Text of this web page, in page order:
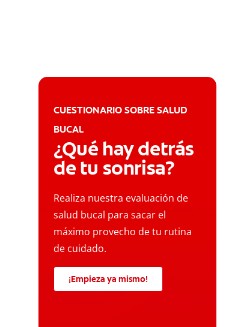
CUESTIONARIO SOBRE SALUD
BUCAL
¿Qué hay detrás
de tu sonrisa?
Realiza nuestra evaluación de
salud bucal para sacar el
máximo provecho de tu rutina
de cuidado.
¡Empieza ya mismo!